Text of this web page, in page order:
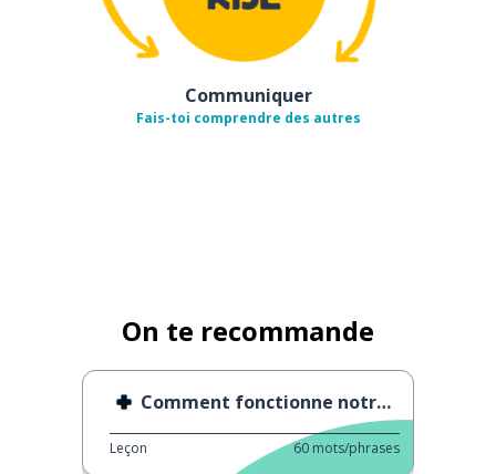
Communiquer
Fais-toi comprendre des autres
On te recommande
Comment fonctionne notre mémoire ?
Leçon 60 mots/phrases